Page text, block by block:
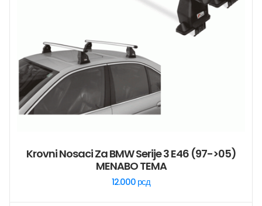
Krovni Nosaci Za BMW Serije 3 E46 (97->05)
MENABO TEMA
12.000 рсд